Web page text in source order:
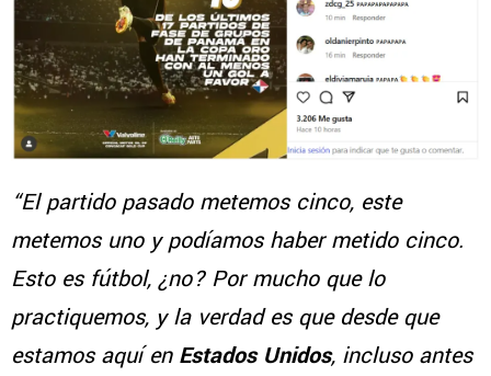
“El partido pasado metemos cinco, este
metemos uno y podíamos haber metido cinco.
Esto es fútbol, ¿no? Por mucho que lo
practiquemos, y la verdad es que desde que
estamos aquí en Estados Unidos, incluso antes